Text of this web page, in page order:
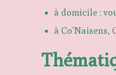
à domicile :
à